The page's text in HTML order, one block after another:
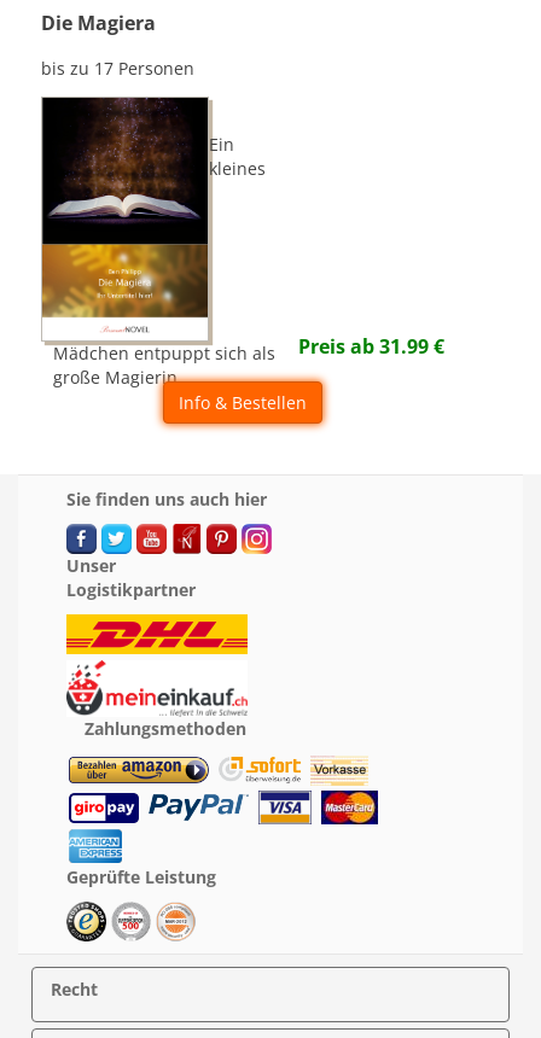
Die Magiera
bis zu 17 Personen
Ein
kleines
Mädchen entpuppt sich als
große Magierin...
Preis ab31.99€
Info & Bestellen
Sie finden uns auch hier
Unser
Logistikpartner
Zahlungsmethoden
Geprüfte Leistung
Recht